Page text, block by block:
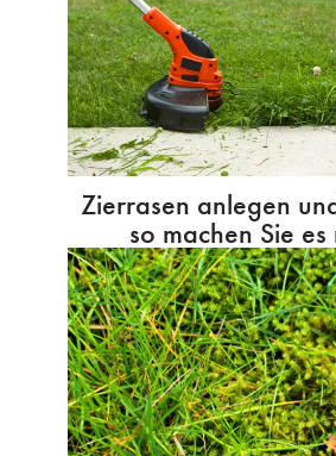
Zierrasen anlegen
so machen Sie